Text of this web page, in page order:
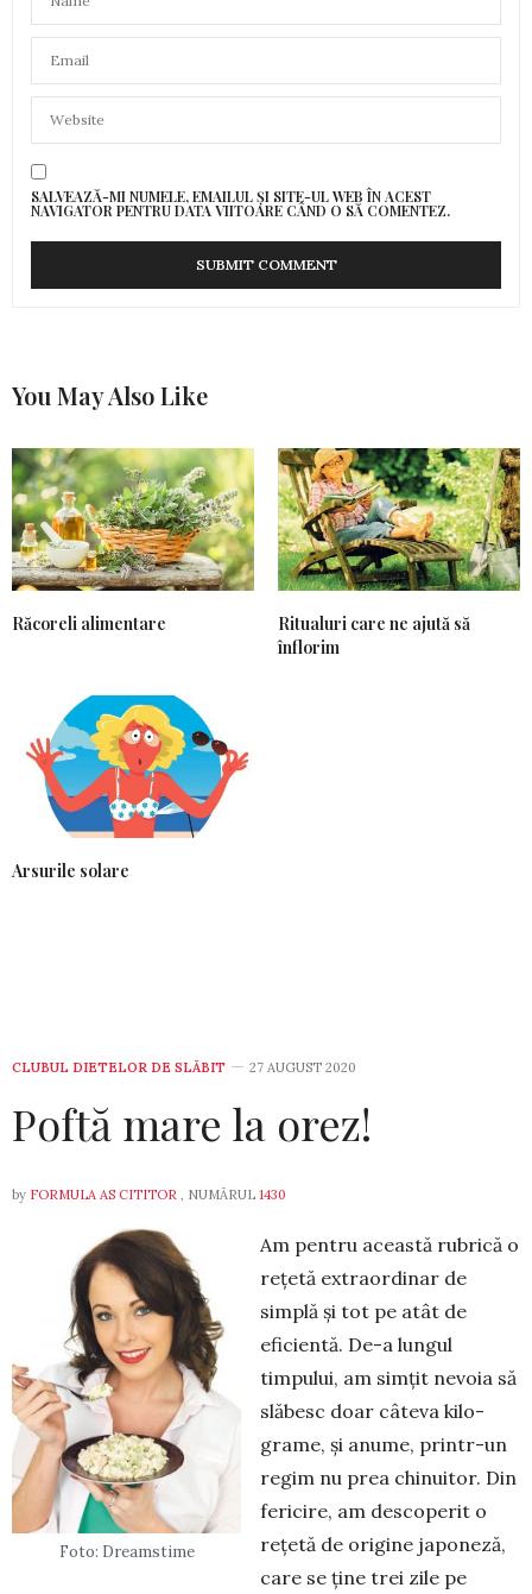
SALVEAZĂ-MI NUMELE, EMAILUL ȘI SITE-UL WEB ÎN ACEST
NAVIGATOR PENTRU DATA VIITOARE CÂND O SĂ COMENTEZ.
You May Also Like
Răcoreli alimentare
Ritualuri care ne ajută să
înflorim
Arsurile solare
CLUBUL DIETELOR DE SLĂBIT 27 AUGUST 2020
Poftă mare la orez!
by FORMULA AS CITITOR , NUMĂRUL 1430
Foto: Dreamstime
Am pentru această rubrică o
rețetă extraordinar de
simplă și tot pe atât de
eficientă. De-a lungul
timpului, am simțit nevoia să
slăbesc doar câteva kilo­
grame, și anume, printr-un
regim nu prea chi­nuitor. Din
fericire, am descope­rit o
rețetă de ori­gine japo­neză,
care se ține trei zile pe